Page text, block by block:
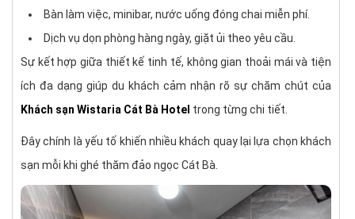
Bàn làm việc, minibar, nước uống đóng chai miễn phí.
Dịch vụ dọn phòng hàng ngày, giặt ủi theo yêu cầu.
Sự kết hợp giữa thiết kế tinh tế, không gian thoải mái và tiện
ích đa dạng giúp du khách cảm nhận rõ sự chăm chút của
Khách sạn Wistaria Cát Bà Hotel trong từng chi tiết.
Đây chính là yếu tố khiến nhiều khách quay lại lựa chọn khách
sạn mỗi khi ghé thăm đảo ngọc Cát Bà.